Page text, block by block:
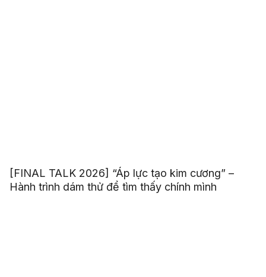
[FINAL TALK 2026] “Áp lực tạo kim cương” –
Hành trình dám thử để tìm thấy chính mình